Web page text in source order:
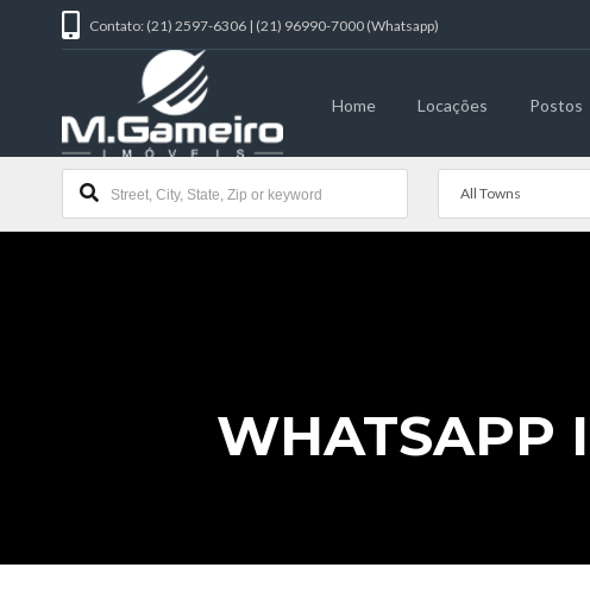
Contato: (21) 2597-6306 | (21) 96990-7000 (Whatsapp)
Home Locações Postos
All Towns
WHATSAPP